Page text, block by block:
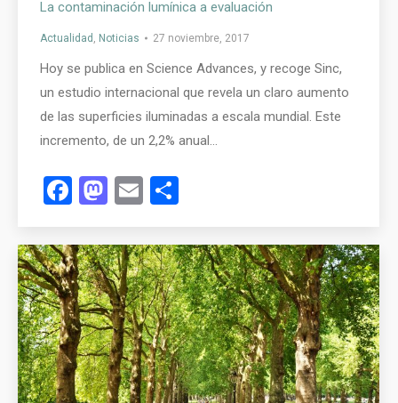
La contaminación lumínica a evaluación
Actualidad , Noticias 27 noviembre, 2017
Hoy se publica en Science Advances, y recoge Sinc,
un estudio internacional que revela un claro aumento
de las superficies iluminadas a escala mundial. Este
incremento, de un 2,2% anual…
Facebook
Mastodon
Email